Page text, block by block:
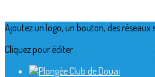
Ajoutez un logo, un bouton, des réseaux
Cliquez pour éditer